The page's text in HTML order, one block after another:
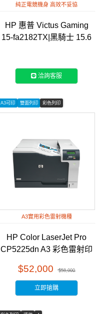
純正電競機身 高效不妥協
HP 惠普 Victus Gaming
15-fa2182TX|黑騎士 15.6
洽詢客服
A3可印 雙面列印 彩色列印
A3實用彩色雷射機種
HP Color LaserJet Pro
CP5225dn A3 彩色雷射印
$52,000 $58,000
立即搶購